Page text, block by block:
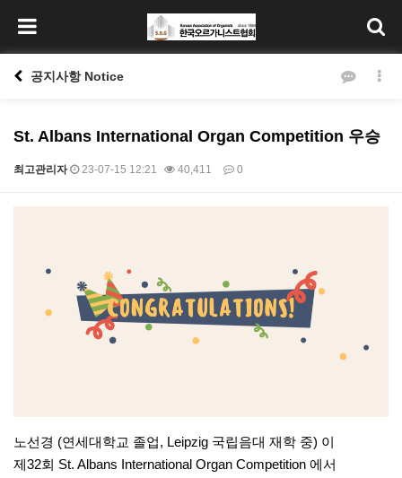
공지사항 Notice
St. Albans International Organ Competition 우승
최고관리자 23-07-15 12:21 40,411 0
노선경 (연세대학교 졸업, Leipzig 국립음대 재학 중) 이
제32회 St. Albans International Organ Competition 에서